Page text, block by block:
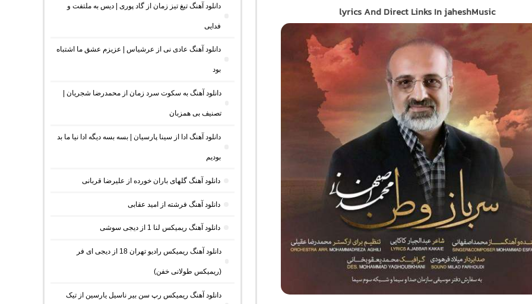
lyrics And Direct Links In jaheshMusic
دانلود آهنگ تیغ تیز زمان از گاد پوری | دیس به ملتفت و
فدایی
دانلود آهنگ عادی نی از عرشیاس | عزیزم عشق ما اشتباه
بود
دانلود آهنگ به سکوت سرد زمان از محمدرضا شجریان |
تصنیف بی همزبان
دانلود آهنگ ادا از سینا پارسیان | بسه بسه دیگه ادا نیا ما بد
بودیم
دانلود آهنگ گلهای باران خورده از علیرضا قربانی
دانلود آهنگ فرشته از امید عقابی
دانلود آهنگ ریمیکس لنا 1 از دیجی سوشی
دانلود آهنگ ریمیکس رادیو تهران 18 از دیجی ای فر
(ریمیکس طولانی خفن)
دانلود آهنگ ریمیکس رپ سن بیر ناسیل یارسین از تیک